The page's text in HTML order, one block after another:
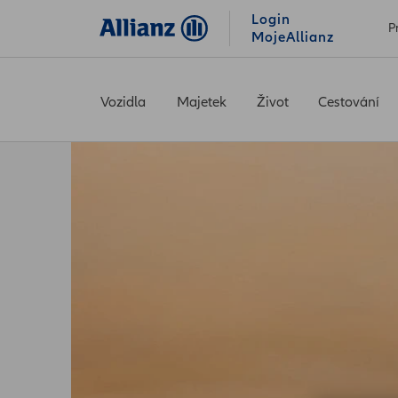
Login
MojeAllianz
Vozidla Majetek Život Cestování